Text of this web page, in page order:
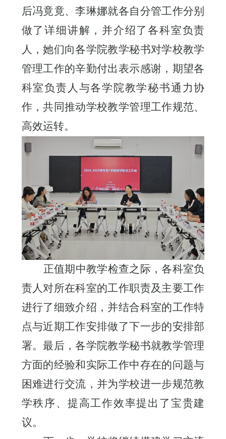
后冯竟竟、李琳娜就各自分管工作分别
做了详细讲解，并介绍了各科室负责
人，她们向各学院教学秘书对学校教学
管理工作的辛勤付出表示感谢，期望各
科室负责人与各学院教学秘书通力协
作，共同推动学校教学管理工作规范、
高效运转。
正值期中教学检查之际，各科室负
责人对所在科室的工作职责及主要工作
进行了细致介绍，并结合科室的工作特
点与近期工作安排做了下一步的安排部
署。最后，各学院教学秘书就教学管理
方面的经验和实际工作中存在的问题与
困难进行交流，并为学校进一步规范教
学秩序、提高工作效率提出了宝贵建
议。